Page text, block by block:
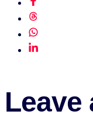
Leave